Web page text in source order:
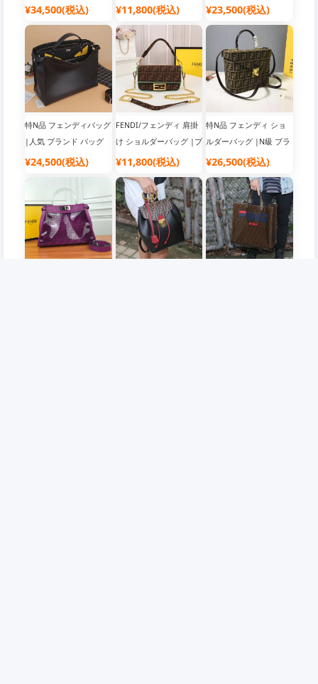
ランド バッグ
¥34,500(税込)
ッグブランド レディー
¥11,800(税込)
ランドバッグ コピー お
¥23,500(税込)
特N品 フェンディバッグ
|人気 ブランド バッグ
¥24,500(税込)
FENDI/フェンディ 肩掛
け ショルダーバッグ |ブ
ランドバッグ コピー 通
¥11,800(税込)
特N品 フェンディ ショ
ルダーバッグ |N級 ブラ
ンド コピー バッグ
¥26,500(税込)